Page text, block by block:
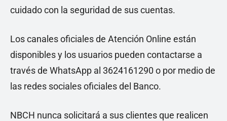
cuidado con la seguridad de sus cuentas.
Los canales oficiales de Atención Online están
disponibles y los usuarios pueden contactarse a
través de WhatsApp al 3624161290 o por medio de
las redes sociales oficiales del Banco.
NBCH nunca solicitará a sus clientes que realicen